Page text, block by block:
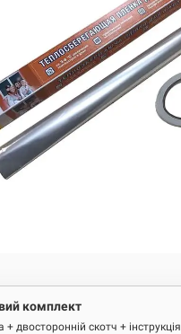
комплект
+ двосторонній скотч + інструкція